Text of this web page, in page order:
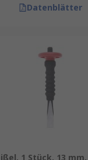
Datenblätter
1 Stück, 13